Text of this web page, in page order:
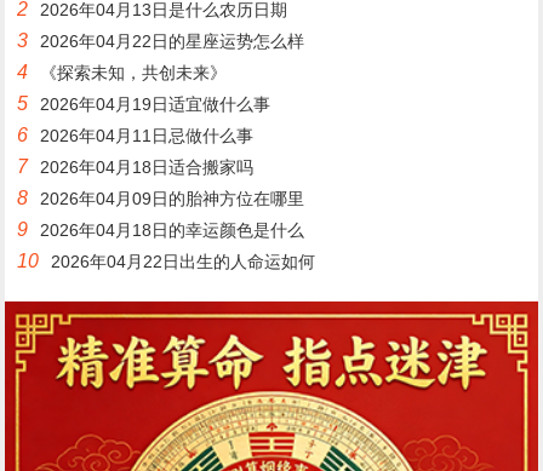
2 2026年04月13日是什么农历日期
3 2026年04月22日的星座运势怎么样
4 《探索未知，共创未来》
5 2026年04月19日适宜做什么事
6 2026年04月11日忌做什么事
7 2026年04月18日适合搬家吗
8 2026年04月09日的胎神方位在哪里
9 2026年04月18日的幸运颜色是什么
10 2026年04月22日出生的人命运如何